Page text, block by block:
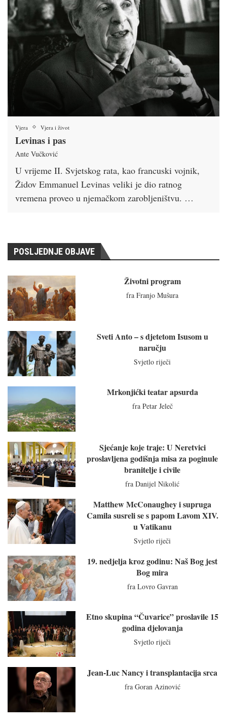
Vjera Vjera i život
Levinas i pas
Ante Vučković
U vrijeme II. Svjetskog rata, kao francuski vojnik,
Židov Emmanuel Levinas veliki je dio ratnog
vremena proveo u njemačkom zarobljeništvu. …
POSLJEDNJE OBJAVE
Životni program
fra Franjo Mušura
Sveti Anto – s djetetom Isusom u
naručju
Svjetlo riječi
Mrkonjićki teatar apsurda
fra Petar Jeleč
Sjećanje koje traje: U Neretvici
proslavljena godišnja misa za poginule
branitelje i civile
fra Danijel Nikolić
Matthew McConaughey i supruga
Camila susreli se s papom Lavom XIV.
u Vatikanu
Svjetlo riječi
19. nedjelja kroz godinu: Naš Bog jest
Bog mira
fra Lovro Gavran
Etno skupina “Čuvarice” proslavile 15
godina djelovanja
Svjetlo riječi
Jean-Luc Nancy i transplantacija srca
fra Goran Azinović